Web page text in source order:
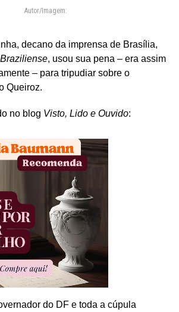
Autor/Imagem:
decano da imprensa de Brasília,
, usou sua pena – era assim
– para tripudiar sobre o
Queiroz.
no blog Visto, Lido e Ouvido:
do DF e toda a cúpula